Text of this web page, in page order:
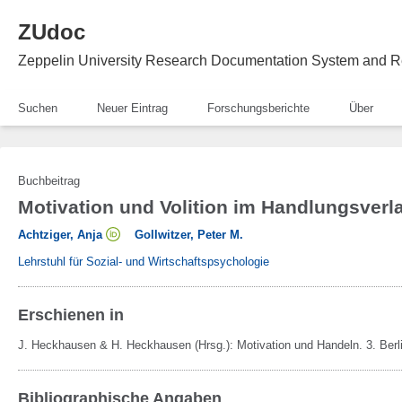
ZUdoc
Zeppelin University Research Documentation System and
Suchen Neuer Eintrag Forschungsberichte Über
Buchbeitrag
Motivation und Volition im
Achtziger, Anja Gollwitzer, Peter M.
Lehrstuhl für Sozial- und Wirtschaftspsychologie
Erschienen in
J. Heckhausen & H. Heckhausen (Hrsg.): Motivation und Handeln. 3.
Bibliographische Angaben